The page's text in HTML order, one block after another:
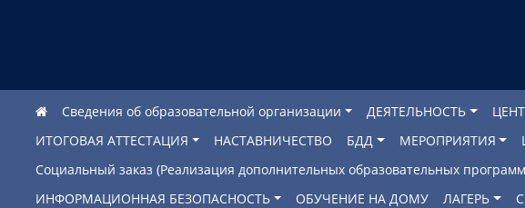
Сведения об образовательной организации ДЕЯТЕЛЬНОСТЬ
ИТОГОВАЯ АТТЕСТАЦИЯ
НАСТАВНИЧЕСТВО БДД МЕРОПРИЯТИЯ
Социальный заказ (Реализация дополнительных образовательных
ИНФОРМАЦИОННАЯ БЕЗОПАСНОСТЬ
ОБУЧЕНИЕ НА ДОМУ ЛАГЕРЬ